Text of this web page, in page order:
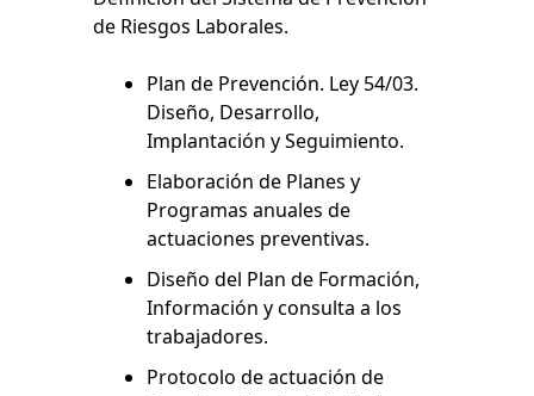
de Riesgos Laborales.
Plan de Prevención. Ley 54/03.
Diseño, Desarrollo,
Implantación y Seguimiento.
Elaboración de Planes y
Programas anuales de
actuaciones preventivas.
Diseño del Plan de Formación,
Información y consulta a los
trabajadores.
Protocolo de actuación de